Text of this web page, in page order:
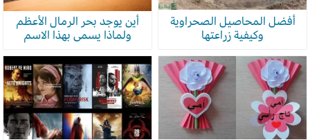
أفضل المحاصيل الصحراوية
وكيفية زراعتها
أين يوجد بحر الرمال الأعظم
ولماذا يسمى بهذا الاسم